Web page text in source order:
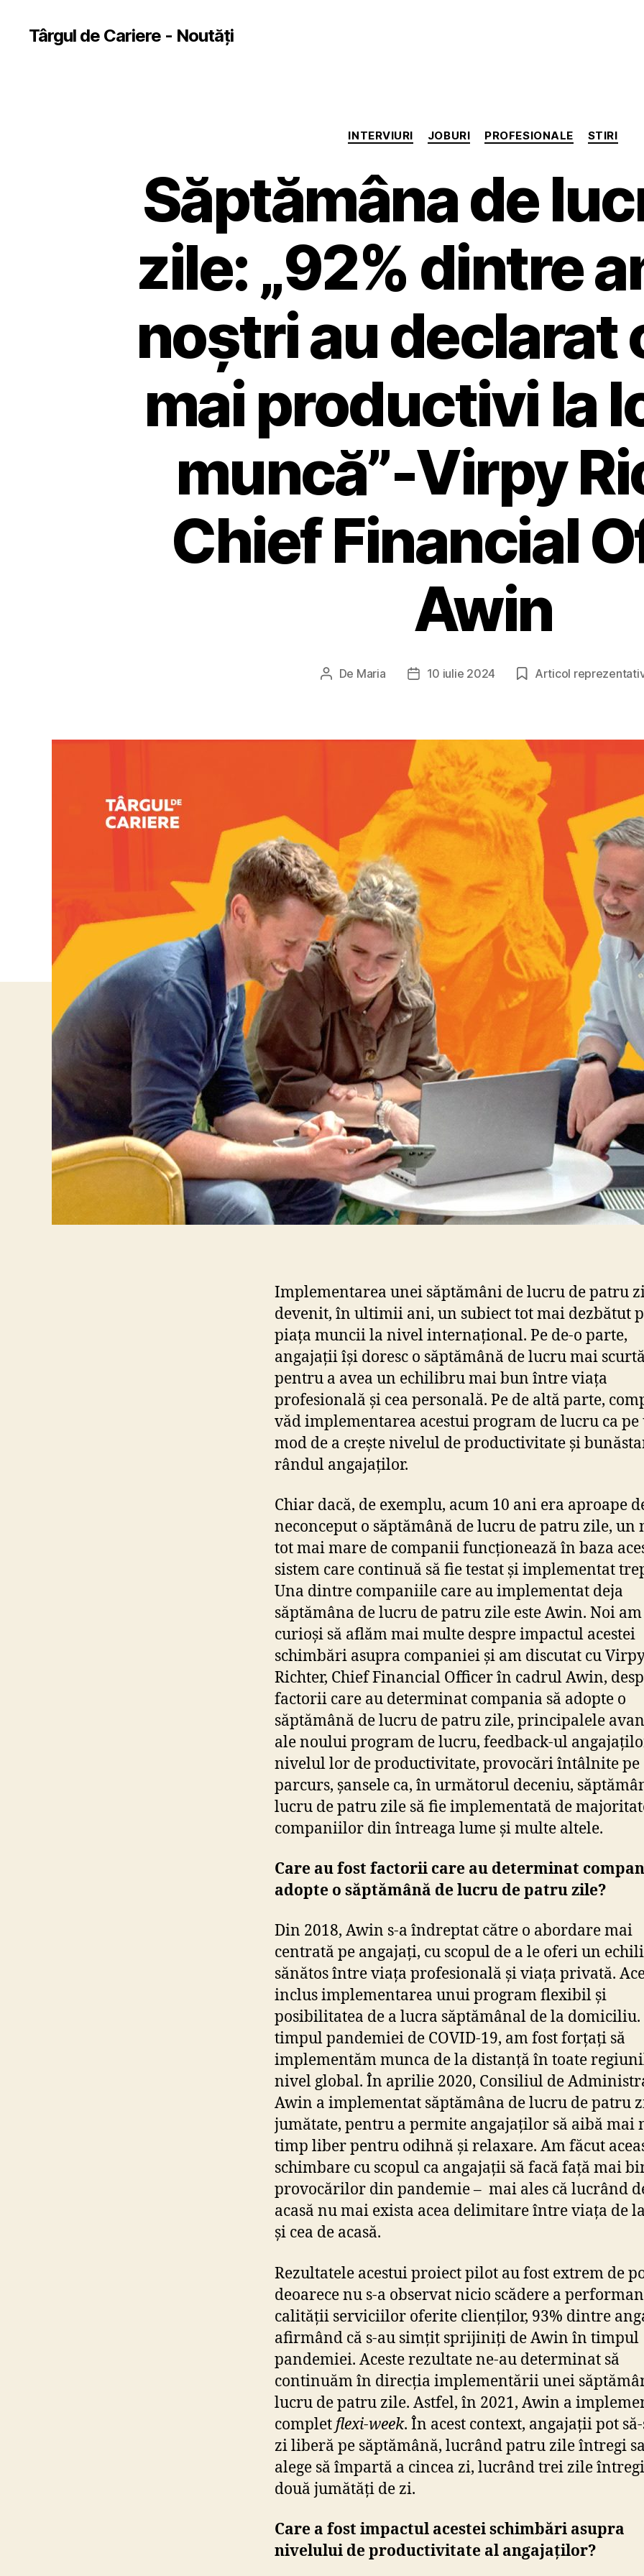
Târgul de Cariere - Noutăți
Categorii
INTERVIURI JOBURI PROFESIONALE STIRI
Săptămâna de
zile: „92% dintre
noștri au declarat
mai productivi la
muncă”-Virpy
Chief Financial
Awin
Autor
De Maria
Dată10 iulie 2024 Articol
Implementarea unei săptămâni de lucru de patru
devenit, în ultimii ani, un subiect tot mai dezbătut
piața muncii la nivel internațional. Pe de-o parte,
angajații își doresc o săptămână de lucru mai
pentru a avea un echilibru mai bun între viața
profesională și cea personală. Pe de altă parte,
văd implementarea acestui program de lucru ca pe
mod de a crește nivelul de productivitate și
rândul angajaților.
Chiar dacă, de exemplu, acum 10 ani era aproape
neconceput o săptămână de lucru de patru zile, un
tot mai mare de companii funcționează în baza
sistem care continuă să fie testat și implementat
Una dintre companiile care au implementat deja
săptămâna de lucru de patru zile este Awin. Noi
curioși să aflăm mai multe despre impactul acestei
schimbări asupra companiei și am discutat cu
Richter, Chief Financial Officer în cadrul Awin,
factorii care au determinat compania să adopte o
săptămână de lucru de patru zile, principalele
ale noului program de lucru, feedback-ul
nivelul lor de productivitate, provocări întâlnite pe
parcurs, șansele ca, în următorul deceniu,
lucru de patru zile să fie implementată de
companiilor din întreaga lume și multe altele.
Care au fost factorii care au determinat
adopte o săptămână de lucru de patru zile?
Din 2018, Awin s-a îndreptat către o abordare mai
centrată pe angajați, cu scopul de a le oferi un
sănătos între viața profesională și viața privată.
inclus implementarea unui program flexibil și
posibilitatea de a lucra săptămânal de la
timpul pandemiei de COVID-19, am fost forțați să
implementăm munca de la distanță în toate
nivel global. În aprilie 2020, Consiliul de
Awin a implementat săptămâna de lucru de patru
jumătate, pentru a permite angajaților să aibă mai
timp liber pentru odihnă și relaxare. Am făcut
schimbare cu scopul ca angajații să facă față mai
provocărilor din pandemie – mai ales că lucrând
acasă nu mai exista acea delimitare între viața de
și cea de acasă.
Rezultatele acestui proiect pilot au fost extrem de
deoarece nu s-a observat nicio scădere a
calității serviciilor oferite clienților, 93% dintre
afirmând că s-au simțit sprijiniți de Awin în timpul
pandemiei. Aceste rezultate ne-au determinat să
continuăm în direcția implementării unei
lucru de patru zile. Astfel, în 2021, Awin a
completflexi-week. În acest context, angajații pot
zi liberă pe săptămână, lucrând patru zile întregi
alege să împartă a cincea zi, lucrând trei zile
două jumătăți de zi.
Care a fost impactul acestei schimbări asupra
nivelului de productivitate al angajaților?